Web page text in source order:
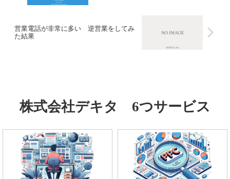
営業電話が非常に多い 逆営業をしてみ
た結果
株式会社デキタ 6つサービス